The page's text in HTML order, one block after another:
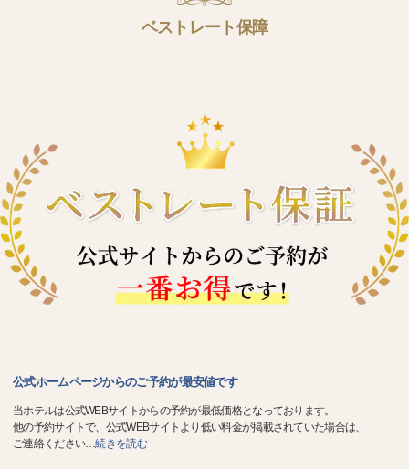
ベストレート保障
公式ホームページからのご予約が最安値です
当ホテルは公式WEBサイトからの予約が最低価格となっております。
他の予約サイトで、公式WEBサイトより低い料金が掲載されていた場合は、
ご連絡ください…続きを読む